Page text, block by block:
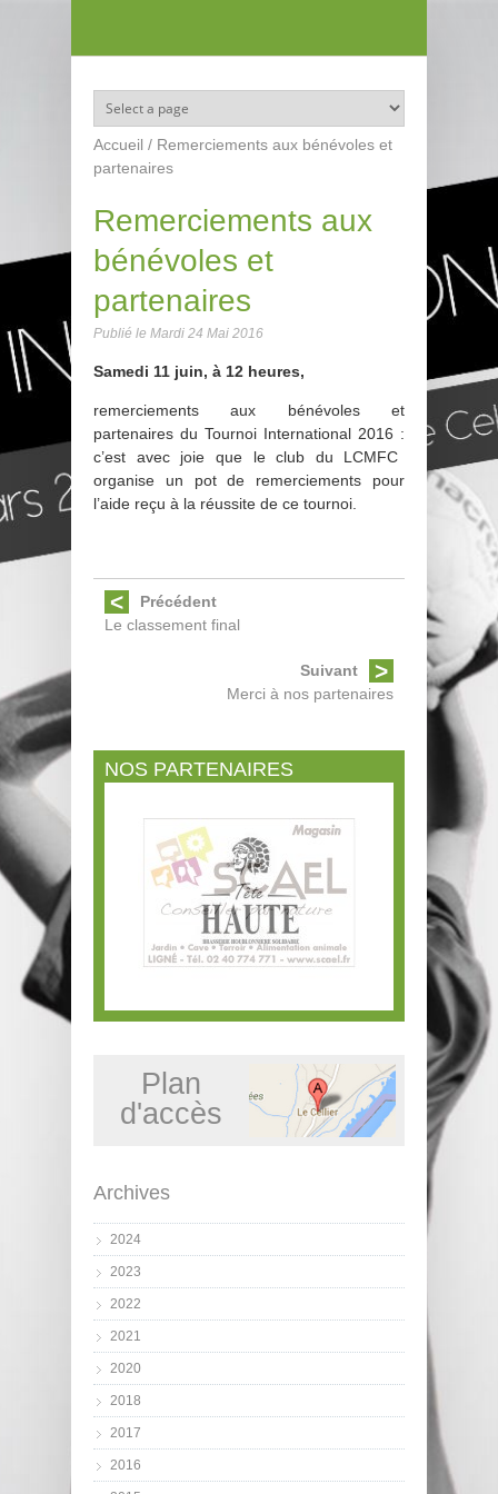
Accueil / Remerciements aux bénévoles et
partenaires
Remerciements aux
bénévoles et
partenaires
Publié le Mardi 24 Mai 2016
Samedi 11 juin, à 12 heures,
remerciements aux bénévoles et
partenaires du Tournoi International 2016 :
c’est avec joie que le club du LCMFC
organise un pot de remerciements pour
l’aide reçu à la réussite de ce tournoi.
Précédent
Le classement final
Suivant
Merci à nos partenaires
NOS PARTENAIRES
Plan
d'accès
Archives
2024
2023
2022
2021
2020
2018
2017
2016